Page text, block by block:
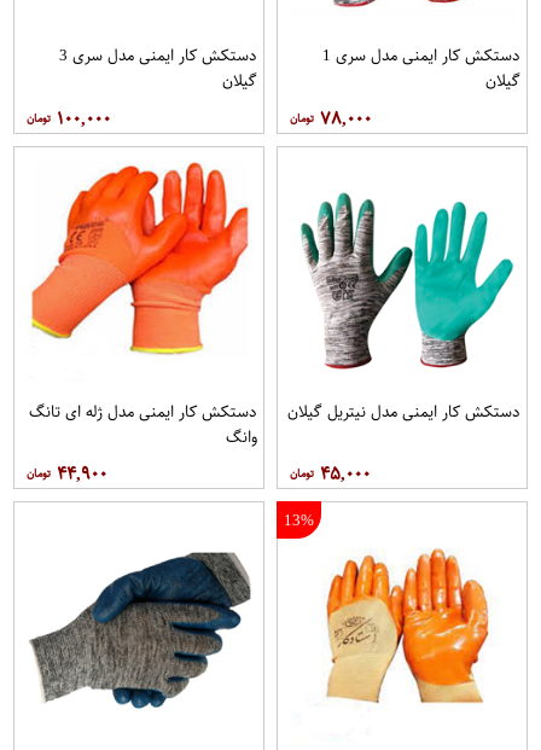
دستکش کار ایمنی مدل سری 1
گیلان
۷۸,۰۰۰
دستکش کار ایمنی مدل سری 3
گیلان
۱۰۰,۰۰۰
دستکش کار ایمنی مدل نیتریل گیلان
۴۵,۰۰۰
دستکش کار ایمنی مدل ژله ای تانگ
وانگ
۴۴,۹۰۰
13%